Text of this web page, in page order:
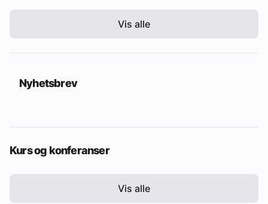
Vis alle
Nyhetsbrev
Kurs og konferanser
Vis alle